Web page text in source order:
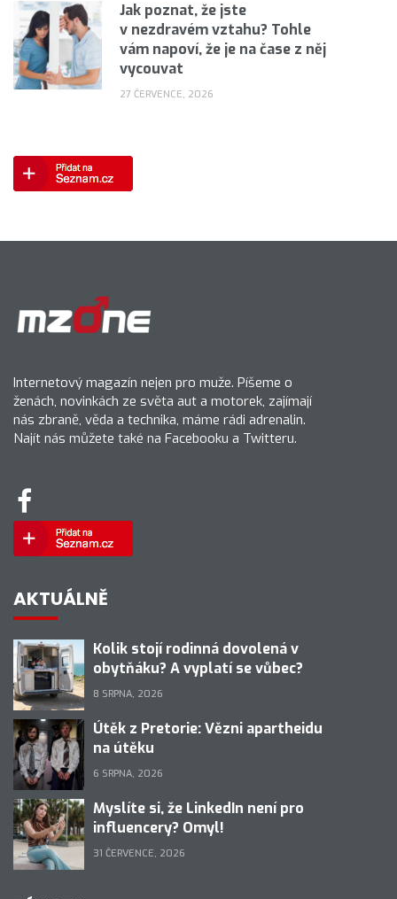
Jak poznat, že jste
v nezdravém vztahu? Tohle
vám napoví, že je na čase z něj
vycouvat
27 ČERVENCE, 2026
Internetový magazín nejen pro muže. Píšeme o
ženách, novinkách ze světa aut a motorek, zajímají
nás zbraně, věda a technika, máme rádi adrenalin.
Najít nás můžete také na Facebooku a Twitteru.
AKTUÁLNĚ
Kolik stojí rodinná dovolená v
obytňáku? A vyplatí se vůbec?
8 SRPNA, 2026
Útěk z Pretorie: Vězni apartheidu
na útěku
6 SRPNA, 2026
Myslíte si, že LinkedIn není pro
influencery? Omyl!
31 ČERVENCE, 2026